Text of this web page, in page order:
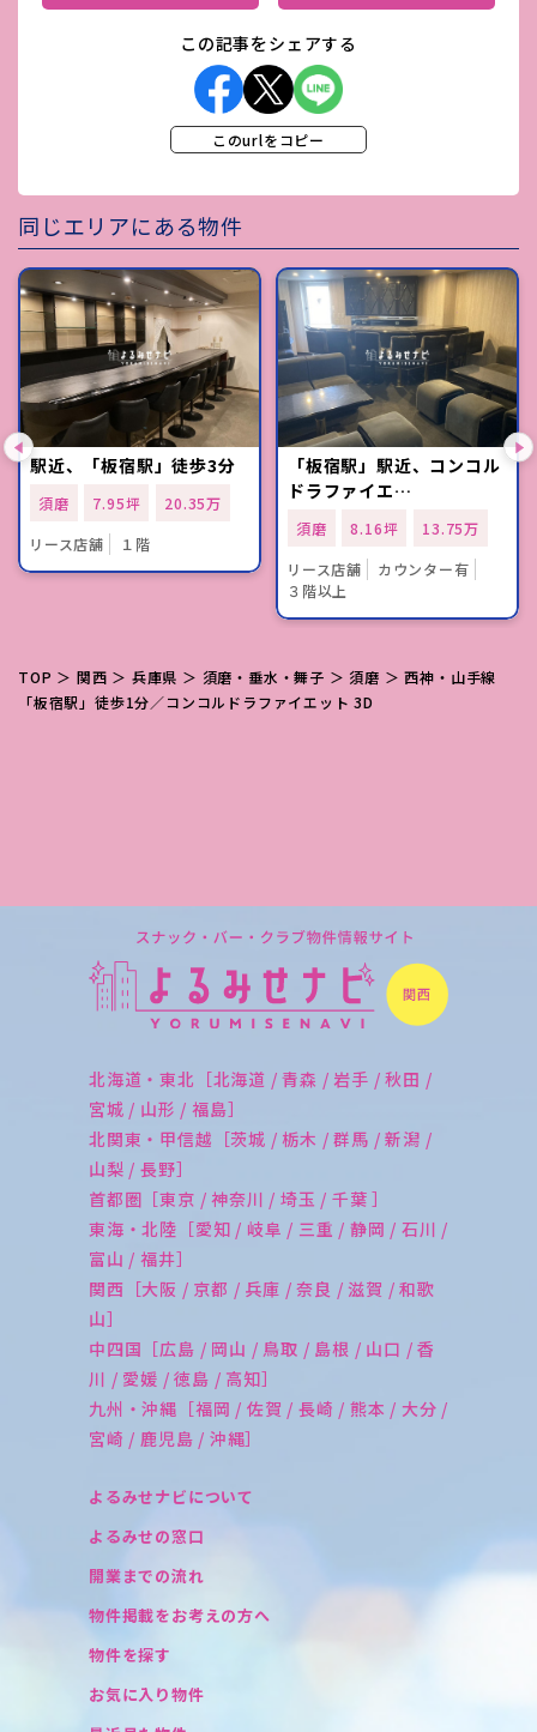
この記事をシェアする
このurlをコピー
同じエリアにある物件
駅近、「板宿駅」徒歩3分
須磨 7.95坪
20.35万
リース店舗
１階
「板宿駅」駅近、コンコル
ドラファイエ…
須磨 8.16坪
13.75万
リース店舗
カウンター有
３階以上
TOP ＞ 関西 ＞ 兵庫県 ＞ 須磨・垂水・舞子 ＞ 須磨 ＞ 西神・山手線
「板宿駅」徒歩1分／コンコルドラファイエット 3D
北海道・東北［北海道 / 青森 / 岩手 / 秋田 /
宮城 / 山形 / 福島］
北関東・甲信越［茨城 / 栃木 / 群馬 / 新潟 /
山梨 / 長野］
首都圏［東京 / 神奈川 / 埼玉 / 千葉 ］
東海・北陸［愛知 / 岐阜 / 三重 / 静岡 / 石川 /
富山 / 福井］
関西［大阪 / 京都 / 兵庫 / 奈良 / 滋賀 / 和歌
山］
中四国［広島 / 岡山 / 鳥取 / 島根 / 山口 / 香
川 / 愛媛 / 徳島 / 高知］
九州・沖縄［福岡 / 佐賀 / 長崎 / 熊本 / 大分 /
宮崎 / 鹿児島 / 沖縄］
よるみせナビについて
よるみせの窓口
開業までの流れ
物件掲載をお考えの方へ
物件を探す
お気に入り物件